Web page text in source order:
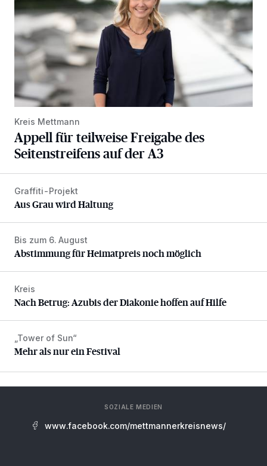
Kreis Mettmann
Appell für teilweise Freigabe des
Seitenstreifens auf der A3
Aus Grau wird Haltung
Graffiti-Projekt
Aus Grau wird Haltung
Abstimmung für Heimatpreis noch möglich
Bis zum 6. August
Abstimmung für Heimatpreis noch möglich
Nach Betrug: Azubis der Diakonie hoffen auf Hilfe
Kreis
Nach Betrug: Azubis der Diakonie hoffen auf Hilfe
Mehr als nur ein Festival
„Tower of Sun“
Mehr als nur ein Festival
SOZIALE MEDIEN
www.facebook.com/mettmannerkreisnews/